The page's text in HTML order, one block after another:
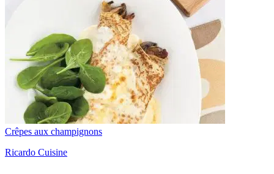
Crêpes aux champignons
Ricardo Cuisine